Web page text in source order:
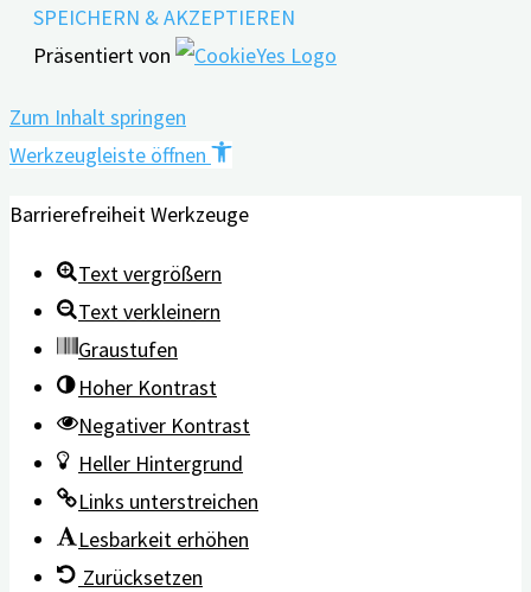
SPEICHERN & AKZEPTIEREN
Präsentiert von
Zum Inhalt springen
Werkzeugleiste öffnen
Barrierefreiheit Werkzeuge
Text vergrößern
Text verkleinern
Graustufen
Hoher Kontrast
Negativer Kontrast
Heller Hintergrund
Links unterstreichen
Lesbarkeit erhöhen
Zurücksetzen